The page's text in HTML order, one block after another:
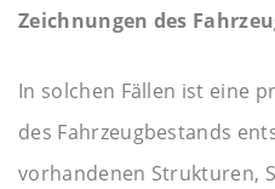
Zeichnungen des
In solchen Fällen ist eine
des Fahrzeugbestands
vorhandenen Strukturen,